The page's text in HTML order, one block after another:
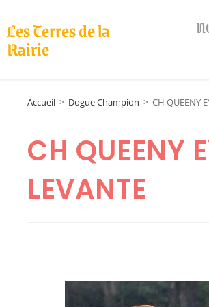
Les Terres de la
Rairie
Accueil > Dogue Champion > CH QUEENY
CH QUEENY
LEVANTE